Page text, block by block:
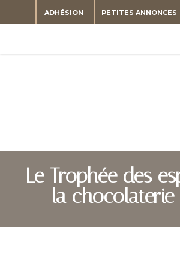
PETITES ANNONCES
ADHÉSION
Le Trophée des
la chocolaterie